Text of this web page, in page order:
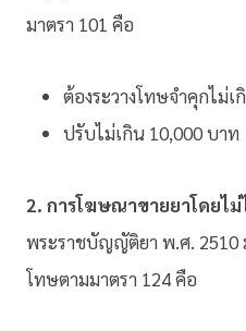
มาตรา 101 คือ
ต้องระวางโทษจำคุกไม่เ
ปรับไม่เกิน 10,000 บาท
2. การโฆษณาขายยาโดยไ
พระราชบัญญัติยา พ.ศ. 2510
โทษตามมาตรา 124 คือ